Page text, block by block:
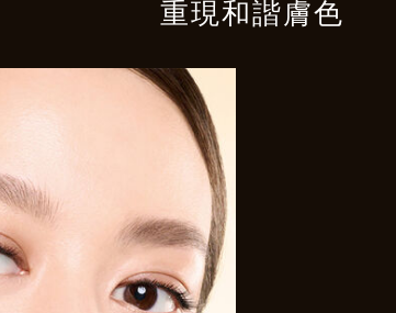
重現和諧膚色